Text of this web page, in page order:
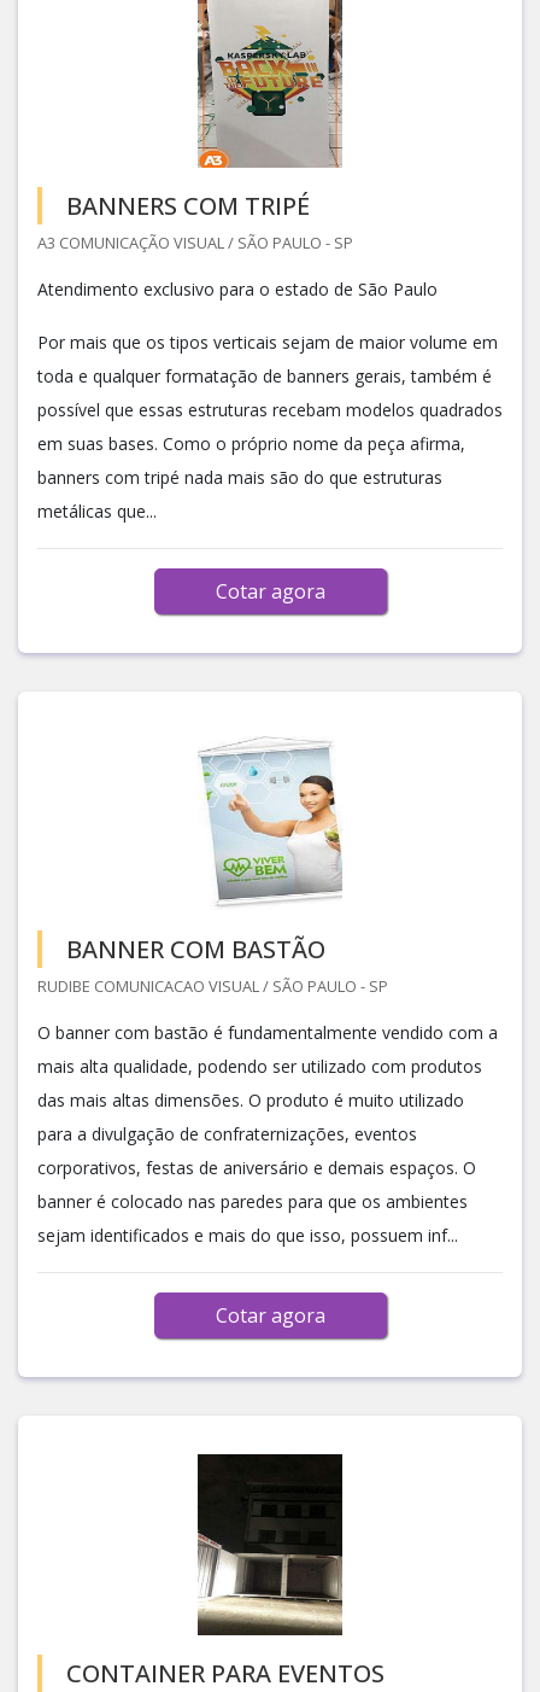
BANNERS COM TRIPÉ
A3 COMUNICAÇÃO VISUAL / SÃO PAULO - SP
Atendimento exclusivo para o estado de São Paulo
Por mais que os tipos verticais sejam de maior volume em
toda e qualquer formatação de banners gerais, também é
possível que essas estruturas recebam modelos quadrados
em suas bases. Como o próprio nome da peça afirma,
banners com tripé nada mais são do que estruturas
metálicas que...
Cotar agora
BANNER COM BASTÃO
RUDIBE COMUNICACAO VISUAL / SÃO PAULO - SP
O banner com bastão é fundamentalmente vendido com a
mais alta qualidade, podendo ser utilizado com produtos
das mais altas dimensões. O produto é muito utilizado
para a divulgação de confraternizações, eventos
corporativos, festas de aniversário e demais espaços. O
banner é colocado nas paredes para que os ambientes
sejam identificados e mais do que isso, possuem inf...
Cotar agora
CONTAINER PARA EVENTOS